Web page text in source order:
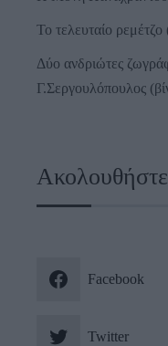
Το τελευταίο ρεμέτζο
Δύο ανδριώτες
Γ.Σεργουλόπουλος
Facebook
Twitter